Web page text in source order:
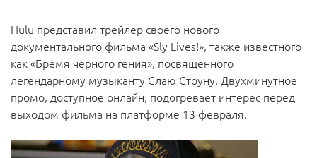
Hulu представил трейлер своего нового
документального фильма «Sly Lives!», также известного
как «Бремя черного гения», посвященного
легендарному музыканту Слаю Стоуну. Двухминутное
промо, доступное онлайн, подогревает интерес перед
выходом фильма на платформе 13 февраля.